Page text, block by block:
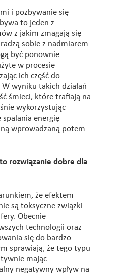
i pozbywanie się
to jeden z
z jakim zmagają się
sobie z nadmiarem
być ponownie
w procesie
ich część do
wyniku takich działań
śmieci, które trafiają na
wykorzystując
spalania energię
wprowadzaną potem
rozwiązanie dobre dla
że efektem
są toksyczne związki
Obecnie
technologii oraz
się do bardzo
sprawiają, że tego typu
mając
negatywny wpływ na